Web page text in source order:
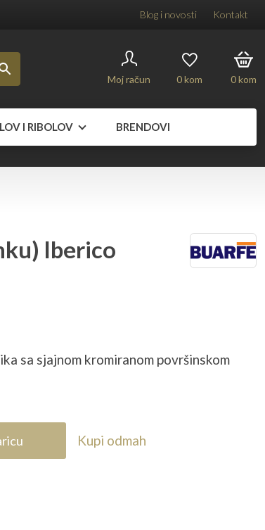
Blog i novosti Kontakt
Moj račun 0kom 0kom
I RIBOLOV BRENDOVI
Iberico
sa sjajnom kromiranom površinskom
Kupi odmah